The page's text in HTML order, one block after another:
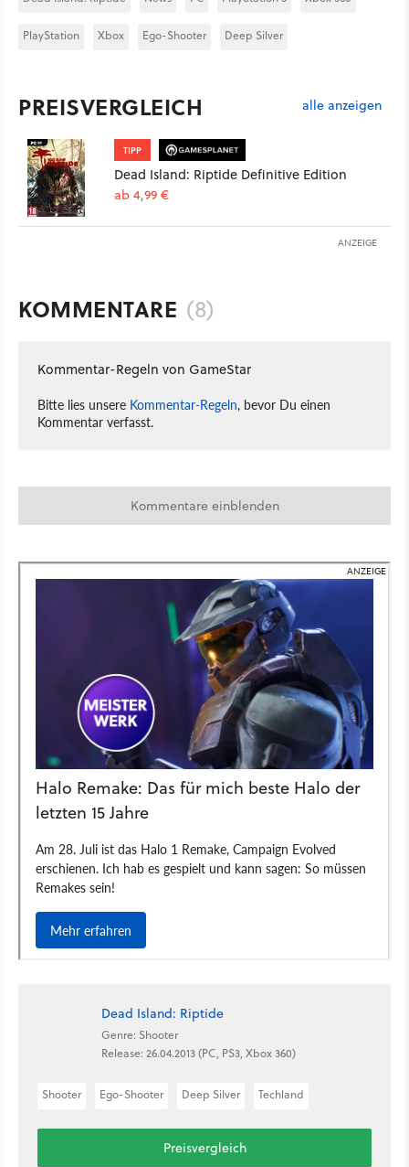
PlayStation Xbox Ego-Shooter Deep Silver
PREISVERGLEICH alle anzeigen
TIPP
Dead Island: Riptide Definitive Edition
ab 4,99 €
ANZEIGE
KOMMENTARE (8)
Kommentar-Regeln von GameStar
Bitte lies unsere Kommentar-Regeln, bevor Du einen
Kommentar verfasst.
Kommentare einblenden
Dead Island: Riptide
Genre: Shooter
Release: 26.04.2013 (PC, PS3, Xbox 360)
Shooter Ego-Shooter Deep Silver Techland
Preisvergleich